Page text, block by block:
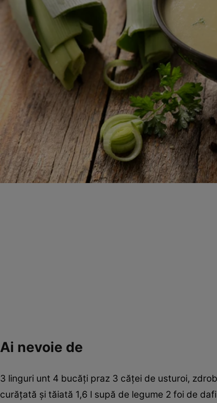
Ai nevoie de
3 linguri unt 4 bucăţi praz 3 căţei de usturoi,
curăţată şi tăiată 1,6 l supă de legume 2 foi de